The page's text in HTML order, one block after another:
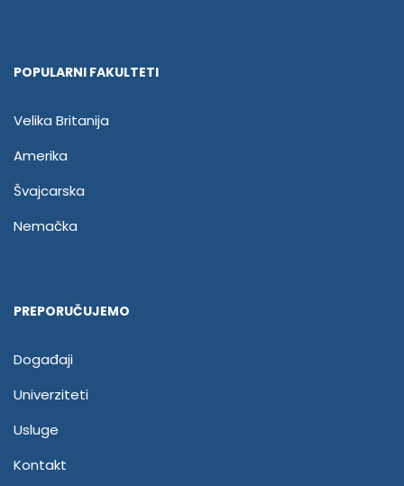
POPULARNI FAKULTETI
Velika Britanija
Amerika
Švajcarska
Nemačka
PREPORUČUJEMO
Događaji
Univerziteti
Usluge
Kontakt